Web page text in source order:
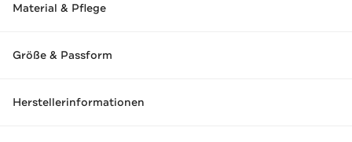
Material & Pflege
Größe & Passform
Herstellerinformationen